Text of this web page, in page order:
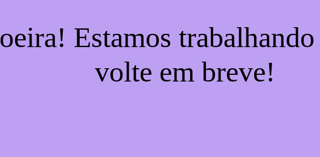
Estamos
volte em breve!